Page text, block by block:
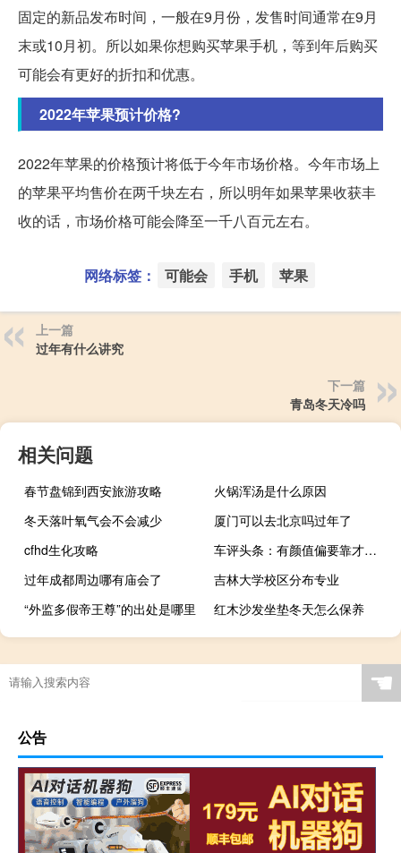
固定的新品发布时间，一般在9月份，发售时间通常在9月
末或10月初。所以如果你想购买苹果手机，等到年后购买
可能会有更好的折扣和优惠。
2022年苹果预计价格?
2022年苹果的价格预计将低于今年市场价格。今年市场上
的苹果平均售价在两千块左右，所以明年如果苹果收获丰
收的话，市场价格可能会降至一千八百元左右。
网络标签： 可能会 手机 苹果
上一篇
过年有什么讲究
下一篇
青岛冬天冷吗
相关问题
春节盘锦到西安旅游攻略
火锅浑汤是什么原因
冬天落叶氧气会不会减少
厦门可以去北京吗过年了
cfhd生化攻略
车评头条：有颜值偏要靠才华 试驾2017款宝马X5
过年成都周边哪有庙会了
吉林大学校区分布专业
“外监多假帝王尊”的出处是哪里
红木沙发坐垫冬天怎么保养
☚
公告